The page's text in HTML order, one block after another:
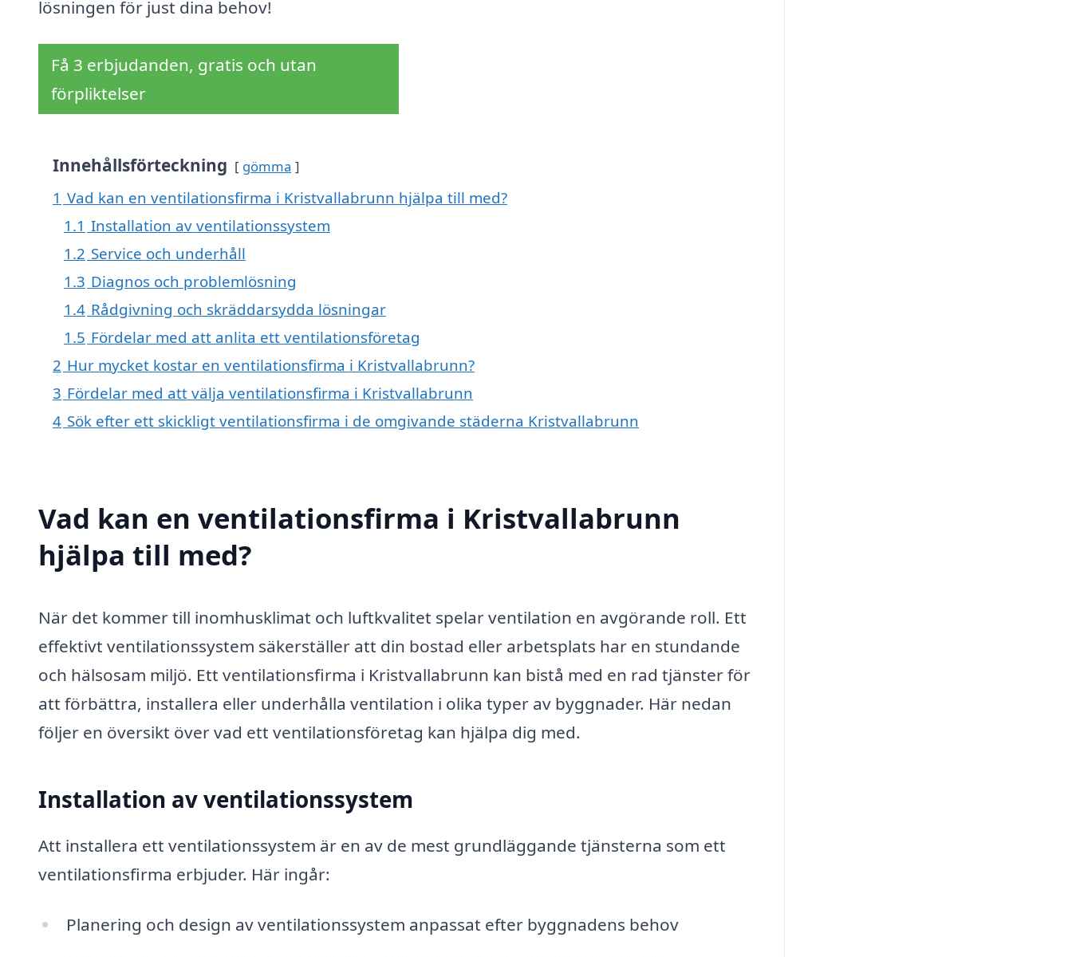
lösningen för just dina behov!
Få 3 erbjudanden, gratis och utan
förpliktelser
Innehållsförteckning gömma
1 Vad kan en ventilationsfirma i Kristvallabrunn hjälpa till med?
1.1 Installation av ventilationssystem
1.2 Service och underhåll
1.3 Diagnos och problemlösning
1.4 Rådgivning och skräddarsydda lösningar
1.5 Fördelar med att anlita ett ventilationsföretag
2 Hur mycket kostar en ventilationsfirma i Kristvallabrunn?
3 Fördelar med att välja ventilationsfirma i Kristvallabrunn
4 Sök efter ett skickligt ventilationsfirma i de omgivande städerna Kristvallabrunn
Vad kan en ventilationsfirma i Kristvallabrunn
hjälpa till med?
När det kommer till inomhusklimat och luftkvalitet spelar ventilation en avgörande roll. Ett
effektivt ventilationssystem säkerställer att din bostad eller arbetsplats har en stundande
och hälsosam miljö. Ett ventilationsfirma i Kristvallabrunn kan bistå med en rad tjänster för
att förbättra, installera eller underhålla ventilation i olika typer av byggnader. Här nedan
följer en översikt över vad ett ventilationsföretag kan hjälpa dig med.
Installation av ventilationssystem
Att installera ett ventilationssystem är en av de mest grundläggande tjänsterna som ett
ventilationsfirma erbjuder. Här ingår:
Planering och design av ventilationssystem anpassat efter byggnadens behov